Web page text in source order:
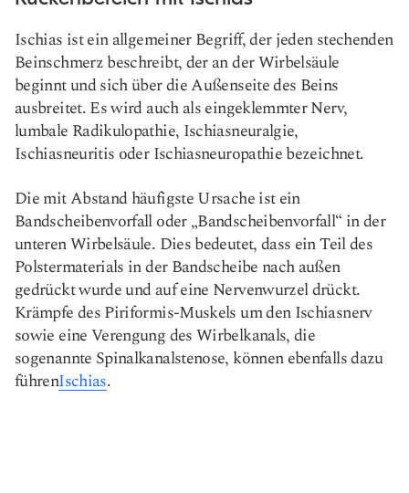
Ischias ist ein allgemeiner Begriff, der jeden stechenden
Beinschmerz beschreibt, der an der Wirbelsäule
beginnt und sich über die Außenseite des Beins
ausbreitet. Es wird auch als eingeklemmter Nerv,
lumbale Radikulopathie, Ischiasneuralgie,
Ischiasneuritis oder Ischiasneuropathie bezeichnet.
Die mit Abstand häufigste Ursache ist ein
Bandscheibenvorfall oder „Bandscheibenvorfall“ in der
unteren Wirbelsäule. Dies bedeutet, dass ein Teil des
Polstermaterials in der Bandscheibe nach außen
gedrückt wurde und auf eine Nervenwurzel drückt.
Krämpfe des Piriformis-Muskels um den Ischiasnerv
sowie eine Verengung des Wirbelkanals, die
sogenannte Spinalkanalstenose, können ebenfalls dazu
führenIschias.